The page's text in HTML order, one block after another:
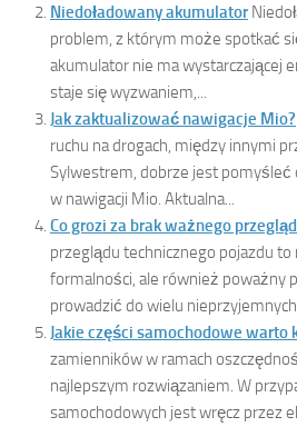
Niedoładowany akumulator
problem, z którym może spotkać
akumulator nie ma wystarczającej
staje się wyzwaniem,...
Jak zaktualizować nawigacje Mio?
ruchu na drogach, między innymi
Sylwestrem, dobrze jest pomyśleć
w nawigacji Mio. Aktualna...
Co grozi za brak ważnego
przeglądu technicznego pojazdu
formalności, ale również poważny
prowadzić do wielu
Jakie części samochodowe warto
zamienników w ramach
najlepszym rozwiązaniem. W
samochodowych jest wręcz przez